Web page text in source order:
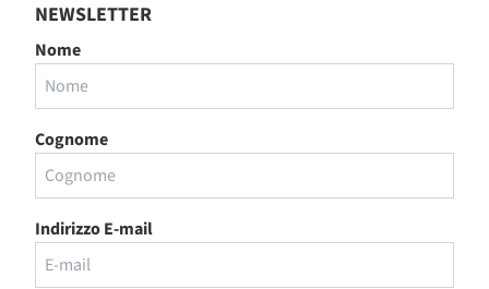
NEWSLETTER
Nome
Cognome
Indirizzo E-mail